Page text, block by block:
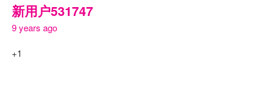
新用户531747
9 years ago
+1